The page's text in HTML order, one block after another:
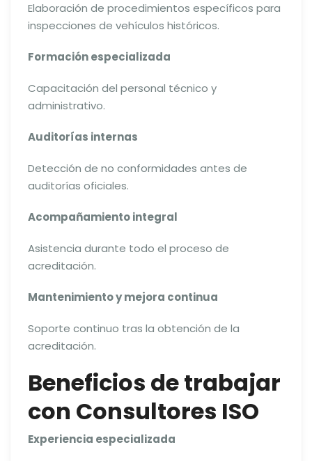
Elaboración de procedimientos específicos para
inspecciones de vehículos históricos.
Formación especializada
Capacitación del personal técnico y
administrativo.
Auditorías internas
Detección de no conformidades antes de
auditorías oficiales.
Acompañamiento integral
Asistencia durante todo el proceso de
acreditación.
Mantenimiento y mejora continua
Soporte continuo tras la obtención de la
acreditación.
Beneficios de trabajar
con Consultores ISO
Experiencia especializada